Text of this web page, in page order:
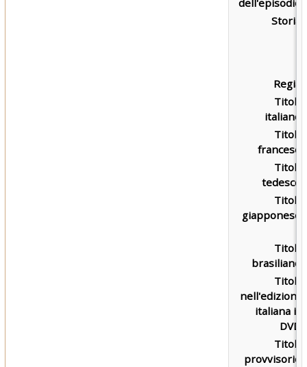
dell'episodio:
Storia:
Regia:
Titolo
italiano:
Titolo
francese:
Titolo
tedesco:
Titolo
giapponese:
Titolo
brasiliano:
Titolo
nell'edizione
italiana in
DVD:
Titolo
provvisorio: